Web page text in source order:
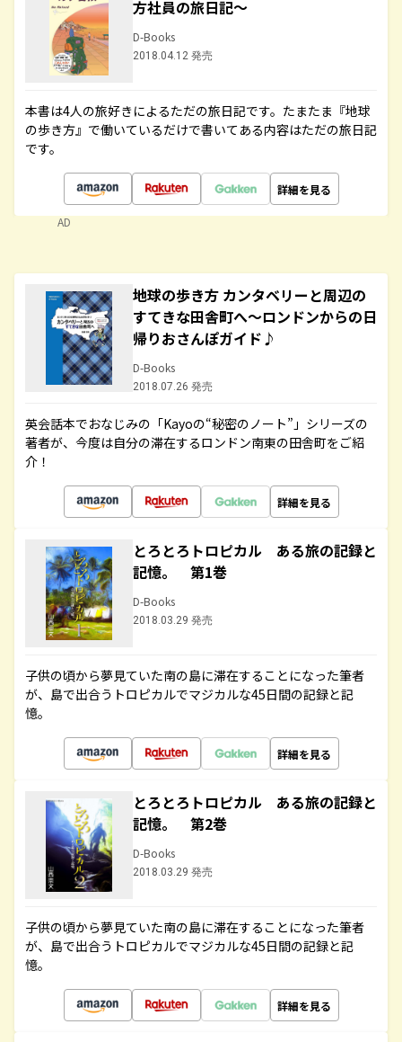
方社員の旅日記～
D-Books
2018.04.12 発売
本書は4人の旅好きによるただの旅日記です。たまたま『地球
の歩き方』で働いているだけで書いてある内容はただの旅日記
です。
詳細を見る
AD
地球の歩き方 カンタベリーと周辺の
すてきな田舎町へ～ロンドンからの日
帰りおさんぽガイド♪
D-Books
2018.07.26 発売
英会話本でおなじみの「Kayoの“秘密のノート”」シリーズの
著者が、今度は自分の滞在するロンドン南東の田舎町をご紹
介！
詳細を見る
とろとろトロピカル ある旅の記録と
記憶。 第1巻
D-Books
2018.03.29 発売
子供の頃から夢見ていた南の島に滞在することになった筆者
が、島で出合うトロピカルでマジカルな45日間の記録と記
憶。
詳細を見る
とろとろトロピカル ある旅の記録と
記憶。 第2巻
D-Books
2018.03.29 発売
子供の頃から夢見ていた南の島に滞在することになった筆者
が、島で出合うトロピカルでマジカルな45日間の記録と記
憶。
詳細を見る